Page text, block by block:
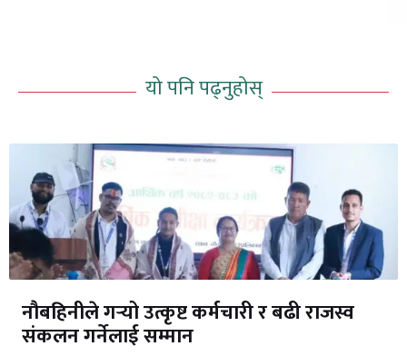
यो पनि पढ्नुहोस्
नौबहिनीले गर्‍यो उत्कृष्ट कर्मचारी र बढी राजस्व
संकलन गर्नेलाई सम्मान